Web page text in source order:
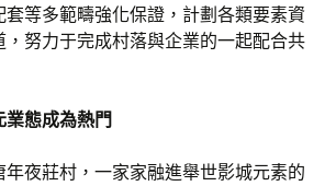
套等多範疇強化保證，計劃各類要素資
努力于完成村落與企業的一起配合共
態成為熱門
夜莊村，一家家融進舉世影城元素的